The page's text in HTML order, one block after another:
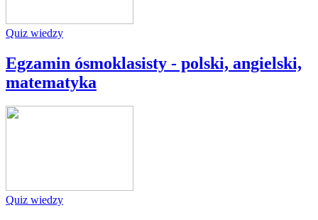
Quiz wiedzy
Egzamin ósmoklasisty - polski, angielski,
matematyka
Quiz wiedzy